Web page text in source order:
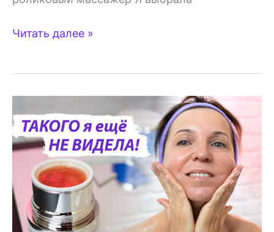
9
массажёр
Неправильно
Читать далее »